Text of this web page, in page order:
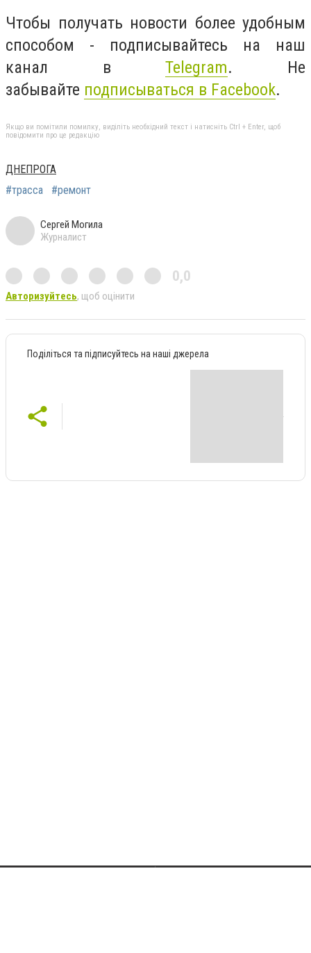
Чтобы получать новости более удобным
способом - подписывайтесь на наш
канал вTelegram. Не
забывайте подписываться в Facebook.
Якщо ви помітили помилку, виділіть необхідний текст і натисніть Ctrl + Enter, щоб
повідомити про це редакцію
ДНЕПРОГА
#трасса
#ремонт
Сергей Могила
Журналист
0,0
Авторизуйтесь, щоб оцінити
Поділіться та підписуйтесь на наші джерела